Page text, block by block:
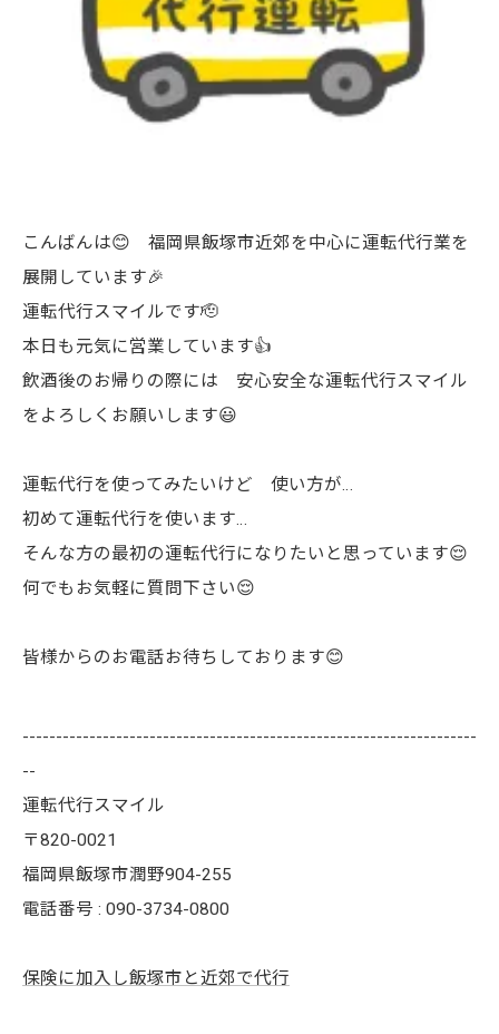
こんばんは😊 福岡県飯塚市近郊を中心に運転代行業を
展開しています🎉
運転代行スマイルです🫡
本日も元気に営業しています👍
飲酒後のお帰りの際には 安心安全な運転代行スマイル
をよろしくお願いします😃
運転代行を使ってみたいけど 使い方が…
初めて運転代行を使います…
そんな方の最初の運転代行になりたいと思っています😌
何でもお気軽に質問下さい😌
皆様からのお電話お待ちしております😊
--------------------------------------------------------------------
--
運転代行スマイル
〒820-0021
福岡県飯塚市潤野904-255
電話番号 : 090-3734-0800
保険に加入し飯塚市と近郊で代行